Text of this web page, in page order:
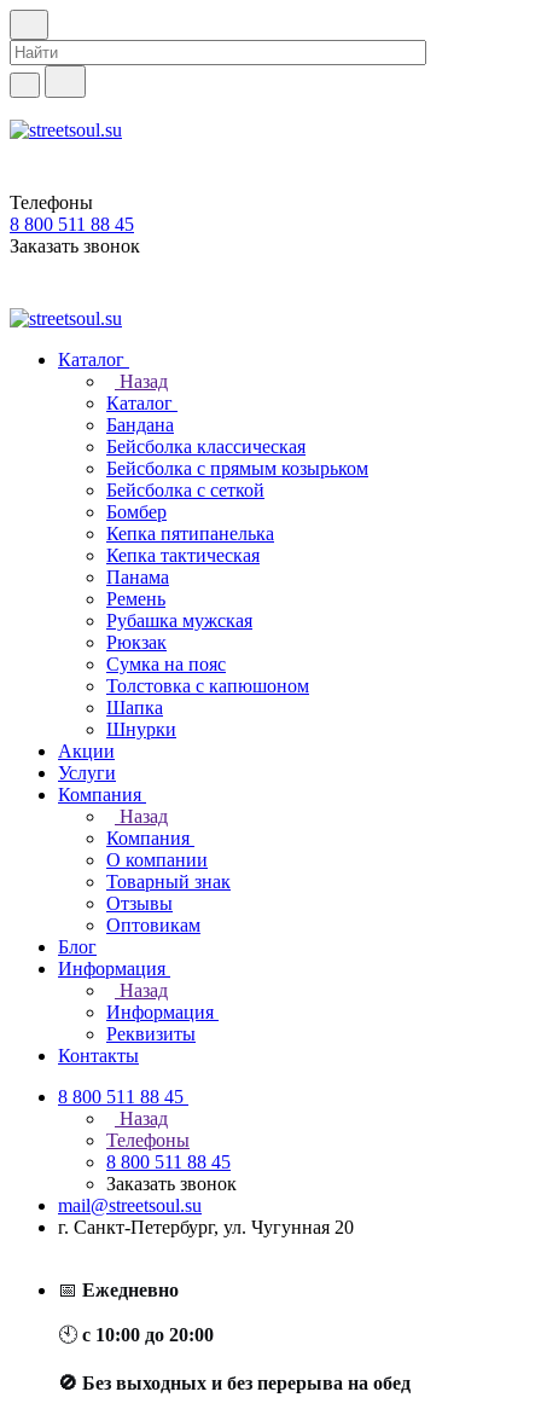
Телефоны
8 800 511 88 45
Заказать звонок
Каталог
Назад
Каталог
Бандана
Бейсболка классическая
Бейсболка с прямым козырьком
Бейсболка с сеткой
Бомбер
Кепка пятипанелька
Кепка тактическая
Панама
Ремень
Рубашка мужская
Рюкзак
Сумка на пояс
Толстовка с капюшоном
Шапка
Шнурки
Акции
Услуги
Компания
Назад
Компания
О компании
Товарный знак
Отзывы
Оптовикам
Блог
Информация
Назад
Информация
Реквизиты
Контакты
8 800 511 88 45
Назад
Телефоны
8 800 511 88 45
Заказать звонок
mail@streetsoul.su
г. Санкт-Петербург, ул. Чугунная 20
📅 Ежедневно
🕙 с 10:00 до 20:00
🚫 Без выходных и без перерыва на обед